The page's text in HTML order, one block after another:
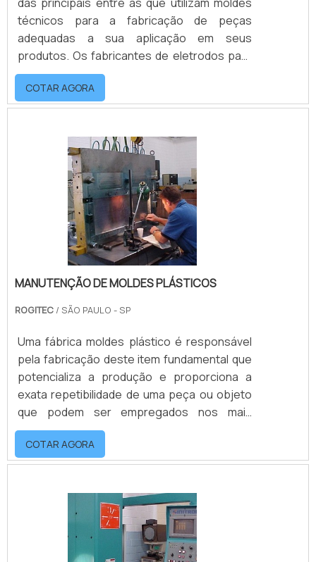
técnicos para a fabricação de peças
adequadas a sua aplicação em seus
produtos. Os fabricantes de eletrodos para
linha branca desenvolvem produtos de linha
branca de maior porte como: Fogão;
Geladeira; Máquinas de lavar; Lavadoras;
produtores devem contar com fabricantes
de eletrodos de grafite linha branca para a
fabricação da peça matriz em grafite de
onde se obterá o mol.
COTAR AGORA
MANUTENÇÃO DE MOLDES PLÁSTICOS
ROGITEC / SÃO PAULO - SP
Uma fábrica moldes plástico é responsável
pela fabricação deste item fundamental que
potencializa a produção e proporciona a
exata repetibilidade de uma peça ou objeto
que podem ser empregados nos mais
diversos segmentos, como por exemplo os
de autopeças, de brinquedos ou linha
branca. Sendo assim, a manutenção de
fabricados nos mais diversos tamanhos,
formatos, números de cavidades, texturas e
modelos, por isso são capazes de criar uma
infinidade de p.
COTAR AGORA